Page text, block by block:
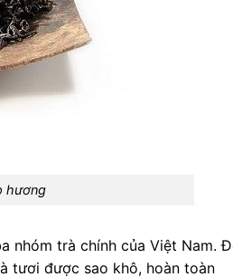
hương
nhóm trà chính của Việt Nam.
tươi được sao khô, hoàn toàn